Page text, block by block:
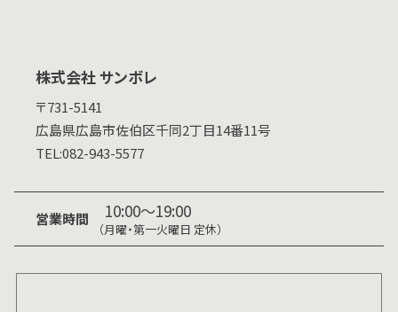
株式会社 サンボレ
〒731-5141
広島県広島市佐伯区千同2丁目14番11号
TEL:082-943-5577
営業時間 10:00～19:00
（月曜・第一火曜日 定休）